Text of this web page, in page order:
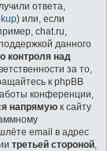
ответа,
) или, если
chat.ru,
данного
контроля над
за то,
к phpBB
конференции,
напрямую к сайту
email в адрес
третьей стороной,